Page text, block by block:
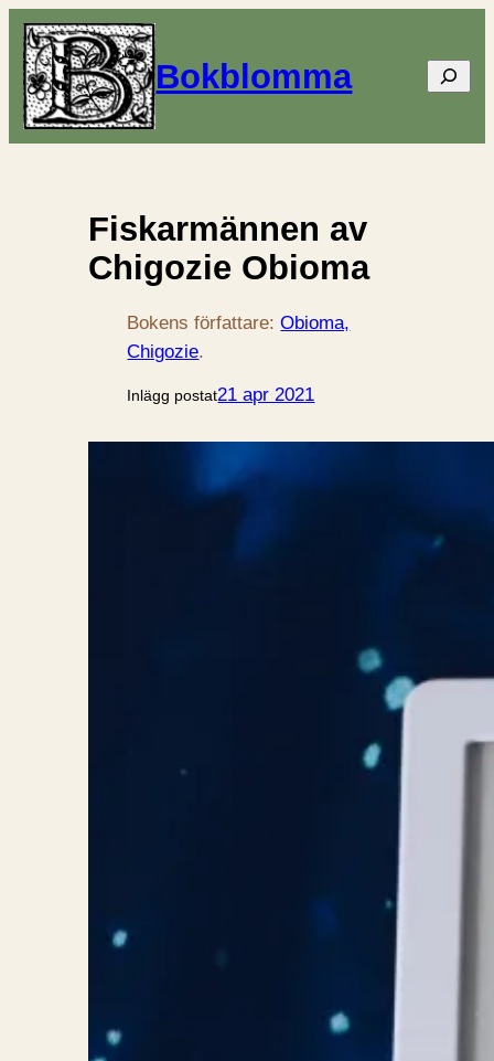
Bokblomma Sök
Fiskarmännen av
Chigozie Obioma
Bokens författare:Obioma,
Chigozie.
Inlägg postat21 apr 2021